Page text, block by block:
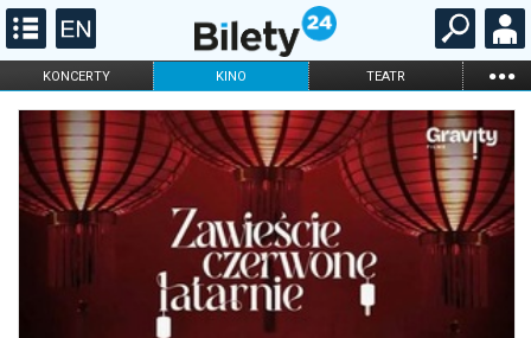
KONCERTY KINO TEATR ...
FILHARMONIA OPERA I BALET
STAND-UP
DLA DZIECI
ONLINE KARNETY